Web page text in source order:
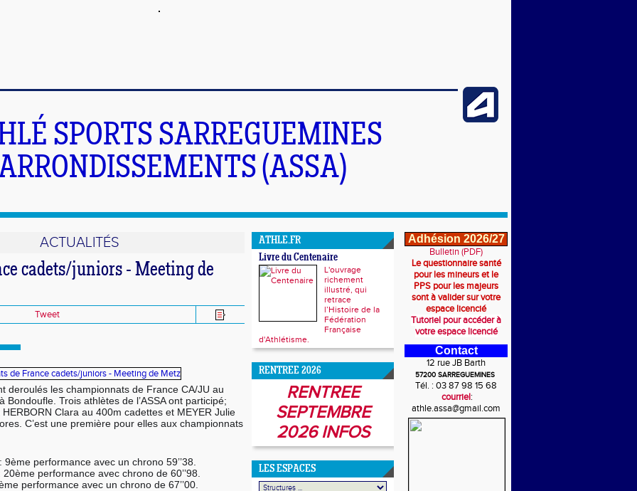
SPORTS SARREGUEMINES
(ASSA)
ACTUALITÉS
cadets/juniors - Meeting de
Tweet
deroulés les championnats de France CA/JU au
Bondoufle. Trois athlètes de l’ASSA ont participé;
HERBORN Clara au 400m cadettes et MEYER Julie
C’est une première pour elles aux championnats
performance avec un chrono 59’’38.
performance avec chrono de 60’’98.
performance avec un chrono de 67’’00.
ATHLE.FR
Livre du Centenaire
L'ouvrage
richement
illustré, qui
retrace
l’Histoire de la
Fédération
Française
d'Athlétisme.
RENTREE 2026
RENTREE
SEPTEMBRE
2026 INFOS
LES ESPACES
Adhésion 2026/27
Bulletin (PDF)
Le questionnaire santé
pour les mineurs et le
PPS pour les majeurs
sont à valider sur votre
espace licencié
Tutoriel pour accéder à
votre espace licencié
Contact
12 rue JB Barth
57200 SARREGUEMINES
Tél. : 03 87 98 15 68
courriel:
athle.assa@gmail.com